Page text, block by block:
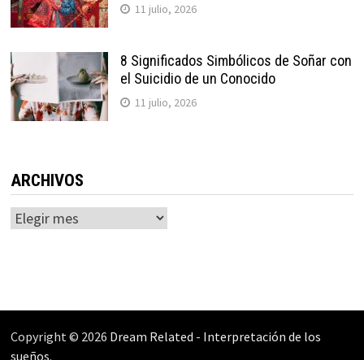
11 julio, 2026
8 Significados Simbólicos de Soñar con
el Suicidio de un Conocido
11 julio, 2026
ARCHIVOS
Archivos
Copyright © 2026 Dream Related - Interpretación de los
sueños.